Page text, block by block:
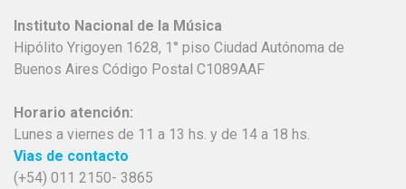
Instituto Nacional de la Música
Hipólito Yrigoyen 1628, 1° piso Ciudad Autónoma de
Buenos Aires Código Postal C1089AAF
Horario atención:
Lunes a viernes de 11 a 13 hs. y de 14 a 18 hs.
Vias de contacto
(+54) 011 2150- 3865